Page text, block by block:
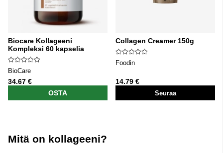
Biocare Kollageeni
Kompleksi 60 kapselia
BioCare
34.67 €
OSTA
Collagen Creamer 150g
Foodin
14.79 €
Seuraa
Mitä on kollageeni?